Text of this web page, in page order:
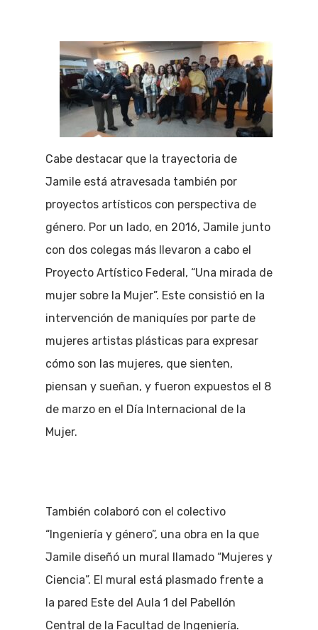
Cabe destacar que la trayectoria de
Jamile está atravesada también por
proyectos artísticos con perspectiva de
género. Por un lado, en 2016, Jamile junto
con dos colegas más llevaron a cabo el
Proyecto Artístico Federal, “Una mirada de
mujer sobre la Mujer”. Este consistió en la
intervención de maniquíes por parte de
mujeres artistas plásticas para expresar
cómo son las mujeres, que sienten,
piensan y sueñan, y fueron expuestos el 8
de marzo en el Día Internacional de la
Mujer.
También colaboró con el colectivo
“Ingeniería y género”, una obra en la que
Jamile diseñó un mural llamado “Mujeres y
Ciencia”. El mural está plasmado frente a
la pared Este del Aula 1 del Pabellón
Central de la Facultad de Ingeniería.